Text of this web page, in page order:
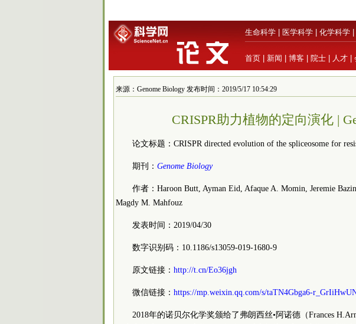
生命科学 医学科学 化学科学
首页 新闻 博客 院士 人才
来源：Genome Biology 发布时间：2019/5/17 10:54:29
CRISPR助力植物的定向演化 |
论文标题：CRISPR directed evolution of the spliceosome for
期刊： Genome Biology
作者：Haroon Butt, Ayman Eid, Afaque A. Momin, Jeremie
Magdy M. Mahfouz
发表时间：2019/04/30
数字识别码：10.1186/s13059-019-1680-9
原文链接： http://t.cn/Eo36jgh
微信链接： https://mp.weixin.qq.com/s/taTN4Gbga6-
2018年的诺贝尔化学奖颁给了弗朗西丝•阿诺德（Frances